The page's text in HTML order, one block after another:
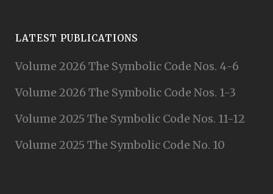
LATEST PUBLICATIONS
Volume 2026 The Symbolic Code Nos. 4-6
Volume 2026 The Symbolic Code Nos. 1-3
Volume 2025 The Symbolic Code Nos. 11-12
Volume 2025 The Symbolic Code No. 10